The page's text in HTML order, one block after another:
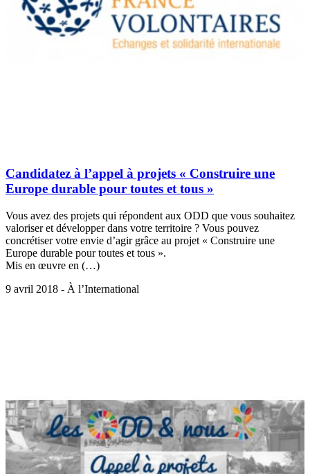
Candidatez à l’appel à projets « Construire une
Europe durable pour toutes et tous »
Vous avez des projets qui répondent aux ODD que vous souhaitez
valoriser et développer dans votre territoire ? Vous pouvez
concrétiser votre envie d’agir grâce au projet « Construire une
Europe durable pour toutes et tous ».
Mis en œuvre en (…)
9 avril 2018 - À l’International